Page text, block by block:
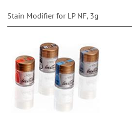
Stain Modifier for LP NF, 3g